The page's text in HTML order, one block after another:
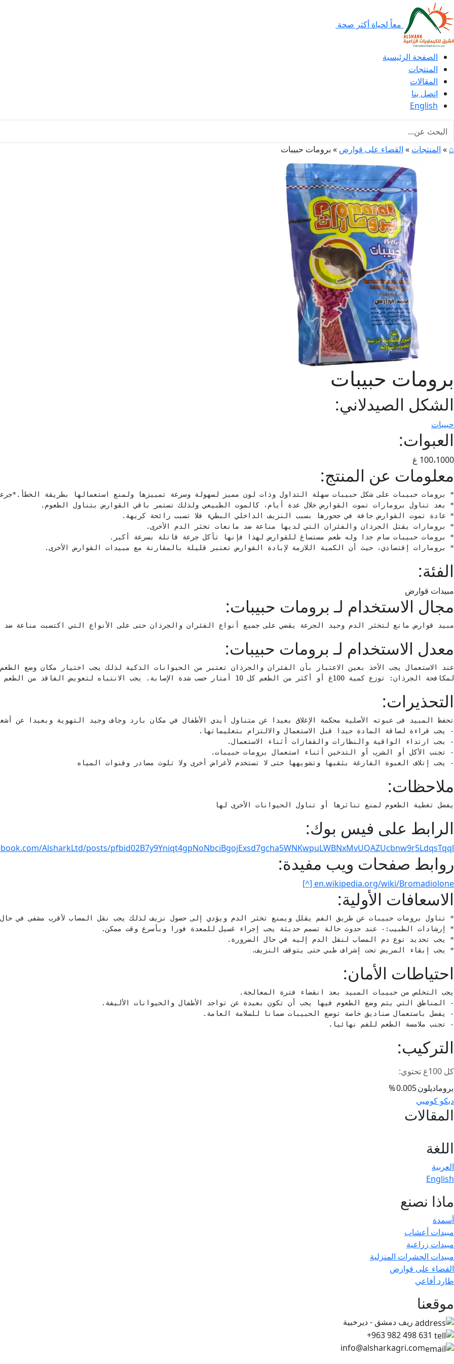
معاً لحياة أكثر صحة
الصفحة الرئيسية
المنتجات
المقالات
اتصل بنا
English
⌂
» المنتجات » القضاء على قوارض » برومات حبيبات
برومات حبيبات
الشكل الصيدلاني:
حبيبات
العبوات:
100،1000 غ
معلومات عن المنتج:
* برومارات إقتصادي، حيث أن الكمية اللازمة لإبادة القوارض تعتبر قليلة بالمقارنة مع مبيدات القوارض الأخرى.
الفئة:
مبيدات قوارض
مجال الاستخدام لـ برومات حبيبات:
مبيد قوارض مانع لتخثر الدم وحيد الجرعة يقضي على جميع أنواع الفئران والجرذان حتى على الأنواع التي اكتسبت مناعة ضد
معدل الاستخدام لـ برومات حبيبات:
لمكافحة الجرذان: توزع كمية 100غ أو أكثر من الطعم كل 10 أمتار حسب شدة الإصابة. يجب الانتباه لتعويض الفاقد من الطعم باستمرار. يجب عدم ملامسة الأيدي مباشرة للطعوم ولذلك يجب استخدام القفازات الواقية تلافيا لامتناع الجرذ عن تناوله للطعم بسبب خوفه من ملامسة الإنسان للطعم.
التحذيرات:
- يجب إتلاف العبوة الفارغة بثقبها وتشويهها حتى لا تستخدم لأغراض أخرى ولا تلوث مصادر وقنوات المياه
ملاحظات:
يفضل تغطية الطعوم لمنع تناثرها أو تناول الحيوانات الأخرى لها
الرابط على فيس بوك:
AlsharkLtd/posts/pfbid02B7y9Yniqt4gpNoNbciBgojExsd7gcha5WNKwpuLWBNxMvUQAZUcbnw9r5LdqsTqql [^]
روابط صفحات ويب مفيدة:
en.wikipedia.org/wiki/Bromadiolone [^]
الاسعافات الأولية:
* يجب إبقاء المريض تحت إشراف طبي حتى يتوقف النزيف.
احتياطات الأمان:
- تجنب ملامسة الطعم للفم نهائيا.
التركيب:
كل 100غ تحتوي:
بروماديلون0.005
%
تصفّح
المقالات
دبكو كومبي
المقالات
اللغة
العربية
English
ماذا نصنع
أسمدة
مبيدات أعشاب
مبيدات زراعية
مبيدات الحشرات المنزلية
القضاء على قوارض
طارد أفاعي
موقعنا
ريف دمشق - ديرخبية
+963 982 498 631
info@alsharkagri.com